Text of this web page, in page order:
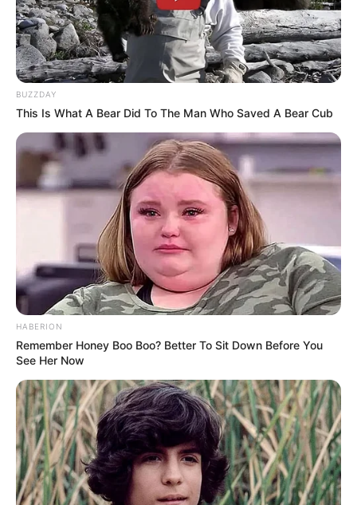
BUZZDAY
This Is What A Bear Did To The Man Who Saved A Bear Cub
HABERION
Remember Honey Boo Boo? Better To Sit Down Before You
See Her Now